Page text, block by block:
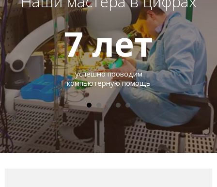
7лет
успешно проводим
компьютерную помощь